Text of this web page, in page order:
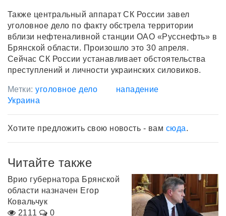
Также центральный аппарат СК России завел
уголовное дело по факту обстрела территории
вблизи нефтеналивной станции ОАО «Русснефть» в
Брянской области. Произошло это 30 апреля.
Сейчас СК России устанавливает обстоятельства
преступлений и личности украинских силовиков.
Метки:уголовное дело
нападение
Украина
Хотите предложить свою новость - вам сюда.
Читайте также
Врио губернатора Брянской
области назначен Егор
Ковальчук
2111
0